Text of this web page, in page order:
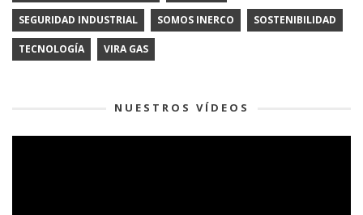
SEGURIDAD INDUSTRIAL SOMOS INERCO SOSTENIBILIDAD
TECNOLOGÍA VIRA GAS
NUESTROS VÍDEOS